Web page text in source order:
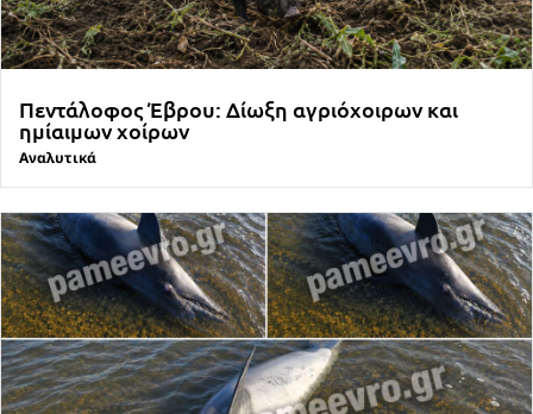
Πεντάλοφος Έβρου: Δίωξη αγριόχοιρων και
ημίαιμων χοίρων
Αναλυτικά